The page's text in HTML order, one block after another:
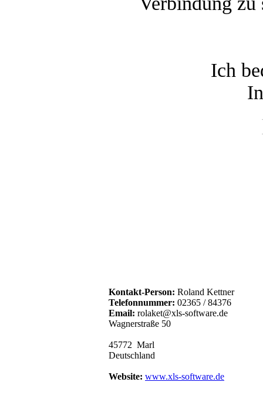
Ich
Kontakt-Person: Roland Kettner
Telefonnummer: 02365 / 84376
Email: rolaket@xls-software.de
Wagnerstraße 50
45772 Marl
Deutschland
Website: www.xls-software.de